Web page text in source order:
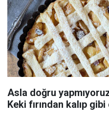
Asla doğru
Keki fırından kalıp